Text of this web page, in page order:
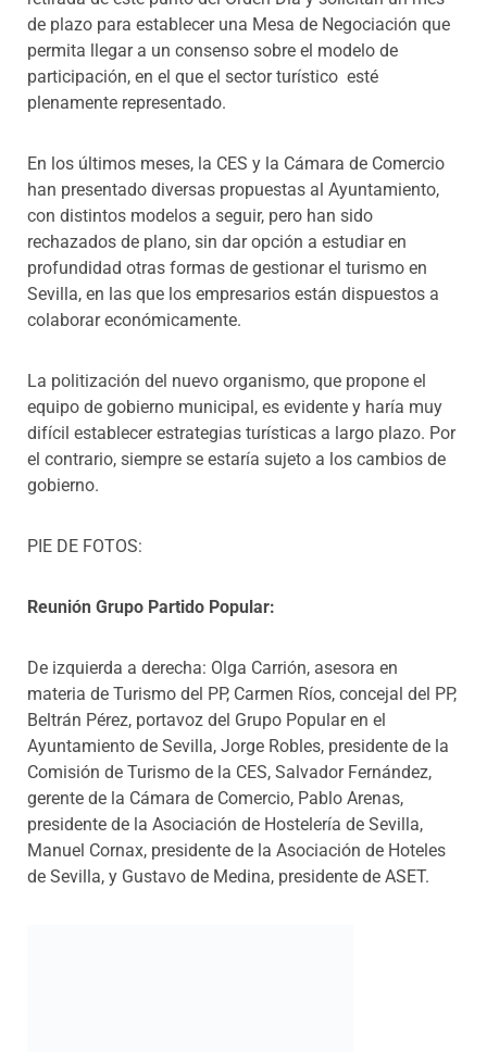
de plazo para establecer una Mesa de Negociación que
permita llegar a un consenso sobre el modelo de
participación, en el que el sector turístico esté
plenamente representado.
En los últimos meses, la CES y la Cámara de Comercio
han presentado diversas propuestas al Ayuntamiento,
con distintos modelos a seguir, pero han sido
rechazados de plano, sin dar opción a estudiar en
profundidad otras formas de gestionar el turismo en
Sevilla, en las que los empresarios están dispuestos a
colaborar económicamente.
La politización del nuevo organismo, que propone el
equipo de gobierno municipal, es evidente y haría muy
difícil establecer estrategias turísticas a largo plazo. Por
el contrario, siempre se estaría sujeto a los cambios de
gobierno.
PIE DE FOTOS:
Reunión Grupo Partido Popular:
De izquierda a derecha: Olga Carrión, asesora en
materia de Turismo del PP, Carmen Ríos, concejal del PP,
Beltrán Pérez, portavoz del Grupo Popular en el
Ayuntamiento de Sevilla, Jorge Robles, presidente de la
Comisión de Turismo de la CES, Salvador Fernández,
gerente de la Cámara de Comercio, Pablo Arenas,
presidente de la Asociación de Hostelería de Sevilla,
Manuel Cornax, presidente de la Asociación de Hoteles
de Sevilla, y Gustavo de Medina, presidente de ASET.